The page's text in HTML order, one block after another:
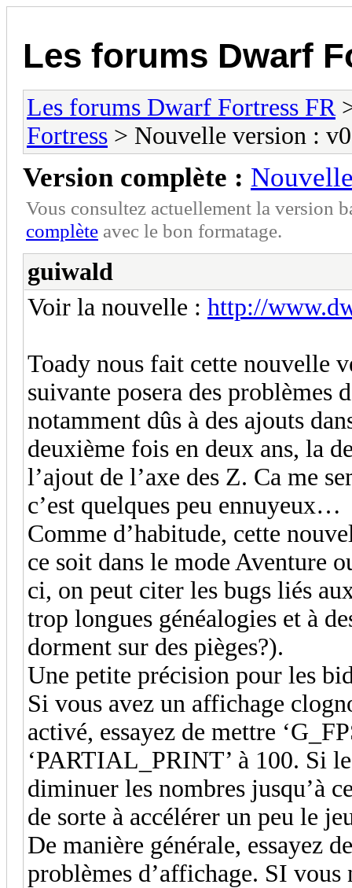
Les forums Dwarf
Les forums Dwarf Fortress FR
Fortress > Nouvelle version :
Version complète :
Vous consultez actuellement la version
complète avec le bon formatage.
guiwald
Voir la nouvelle : http://
Toady nous fait cette nouvelle
suivante posera des problèmes
notamment dûs à des ajouts
deuxième fois en deux ans, la
l’ajout de l’axe des Z. Ca me
c’est quelques peu ennuyeux…
Comme d’habitude, cette
ce soit dans le mode Aventure
ci, on peut citer les bugs liés
trop longues généalogies et à
dorment sur des pièges?).
Une petite précision pour les
Si vous avez un affichage
activé, essayez de mettre
‘PARTIAL_PRINT’ à 100. Si
diminuer les nombres jusqu’à
de sorte à accélérer un peu le
De manière générale, essayez
problèmes d’affichage. SI vous